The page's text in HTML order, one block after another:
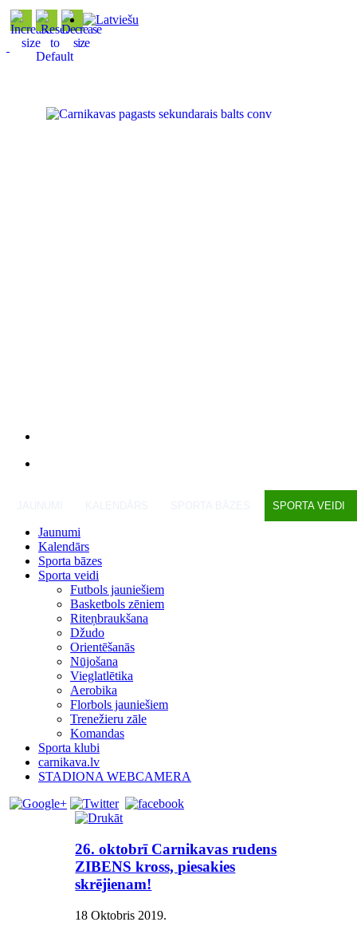
SPORTA VEIDI
Jaunumi
Kalendārs
Sporta bāzes
Sporta veidi
Futbols jauniešiem
Basketbols zēniem
Riteņbraukšana
Džudo
Orientēšanās
Nūjošana
Vieglatlētika
Aerobika
Florbols jauniešiem
Trenežieru zāle
Komandas
Sporta klubi
carnikava.lv
STADIONA WEBCAMERA
26. oktobrī Carnikavas rudens
ZIBENS kross, piesakies
skrējienam!
18 Oktobris 2019.